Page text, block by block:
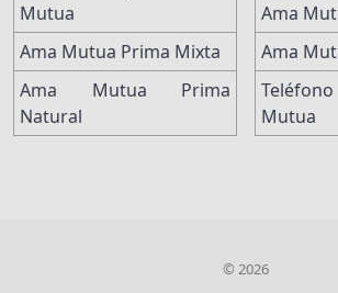
Mutua
Ama Mutua Prima Mixta
Ama Mutua Prima
Natural
Ama
Ama
Mutua
© 2026